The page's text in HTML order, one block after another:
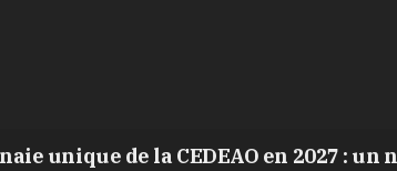
unique de la CEDEAO en 2027 :